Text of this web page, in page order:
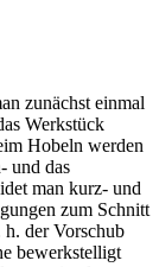
zunächst einmal
Werkstück
Hobeln werden
und das
man kurz- und
zum Schnitt
der Vorschub
bewerkstelligt